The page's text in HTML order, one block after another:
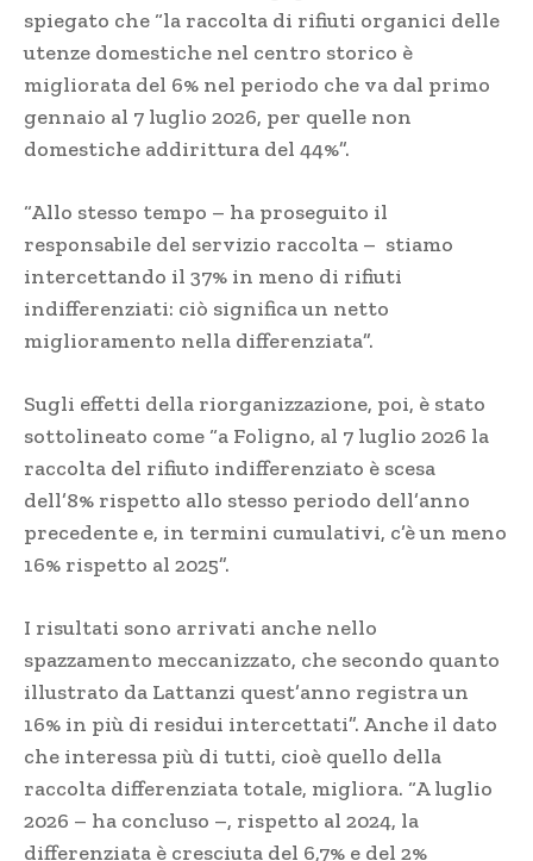
spiegato che “la raccolta di rifiuti organici delle
utenze domestiche nel centro storico è
migliorata del 6% nel periodo che va dal primo
gennaio al 7 luglio 2026, per quelle non
domestiche addirittura del 44%”.
“Allo stesso tempo – ha proseguito il
responsabile del servizio raccolta – stiamo
intercettando il 37% in meno di rifiuti
indifferenziati: ciò significa un netto
miglioramento nella differenziata”.
Sugli effetti della riorganizzazione, poi, è stato
sottolineato come “a Foligno, al 7 luglio 2026 la
raccolta del rifiuto indifferenziato è scesa
dell’8% rispetto allo stesso periodo dell’anno
precedente e, in termini cumulativi, c’è un meno
16% rispetto al 2025”.
I risultati sono arrivati anche nello
spazzamento meccanizzato, che secondo quanto
illustrato da Lattanzi quest’anno registra un
16% in più di residui intercettati”. Anche il dato
che interessa più di tutti, cioè quello della
raccolta differenziata totale, migliora. “A luglio
2026 – ha concluso –, rispetto al 2024, la
differenziata è cresciuta del 6,7% e del 2%